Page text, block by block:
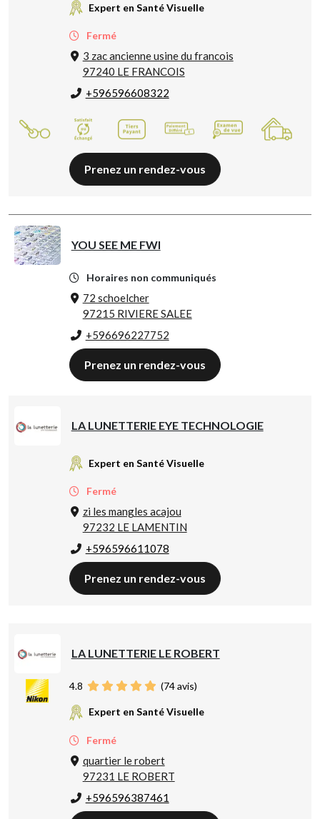
Expert en Santé Visuelle
Fermé
3 zac ancienne usine du francois
97240 LE FRANCOIS
+596596608322
Prenez un rendez-vous
YOU SEE ME FWI
Horaires non communiqués
72 schoelcher
97215 RIVIERE SALEE
+596696227752
Prenez un rendez-vous
LA LUNETTERIE EYE TECHNOLOGIE
Expert en Santé Visuelle
Fermé
zi les mangles acajou
97232 LE LAMENTIN
+596596611078
Prenez un rendez-vous
LA LUNETTERIE LE ROBERT
4.8 (74avis)
Expert en Santé Visuelle
Fermé
quartier le robert
97231 LE ROBERT
+596596387461